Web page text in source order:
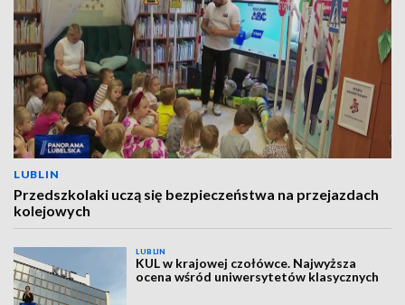
LUBLIN
Przedszkolaki uczą się bezpieczeństwa na przejazdach
kolejowych
LUBLIN
KUL w krajowej czołówce. Najwyższa
ocena wśród uniwersytetów klasycznych